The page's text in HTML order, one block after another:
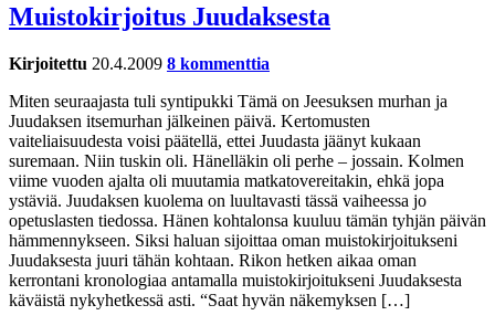
Muistokirjoitus Juudaksesta
Kirjoitettu 20.4.2009 8 kommenttia
Miten seuraajasta tuli syntipukki Tämä on Jeesuksen murhan ja
Juudaksen itsemurhan jälkeinen päivä. Kertomusten
vaiteliaisuudesta voisi päätellä, ettei Juudasta jäänyt kukaan
suremaan. Niin tuskin oli. Hänelläkin oli perhe – jossain. Kolmen
viime vuoden ajalta oli muutamia matkatovereitakin, ehkä jopa
ystäviä. Juudaksen kuolema on luultavasti tässä vaiheessa jo
opetuslasten tiedossa. Hänen kohtalonsa kuuluu tämän tyhjän päivän
hämmennykseen. Siksi haluan sijoittaa oman muistokirjoitukseni
Juudaksesta juuri tähän kohtaan. Rikon hetken aikaa oman
kerrontani kronologiaa antamalla muistokirjoitukseni Juudaksesta
käväistä nykyhetkessä asti. “Saat hyvän näkemyksen […]